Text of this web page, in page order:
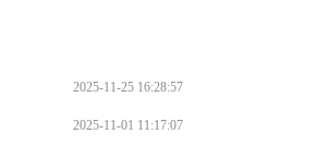
2025-11-25 16:28:57
2025-11-01 11:17:07